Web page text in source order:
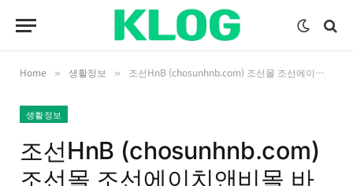
Home » 생활정보 » 조선HnB (chosunhnb.com) 조선몰 조선에이치앤비몰 바로가기
생활정보
조선HnB (chosunhnb.com)
조선몰 조선에이치앤비몰 바